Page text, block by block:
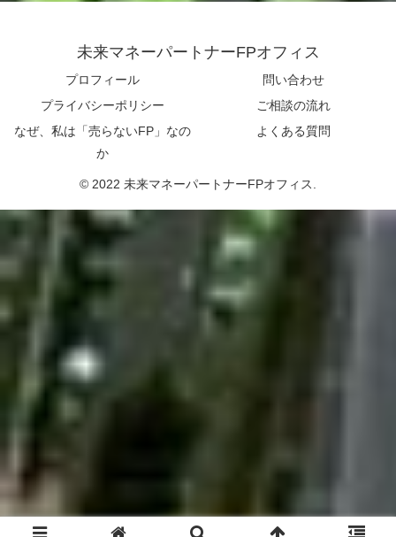
未来マネーパートナーFPオフィス
プロフィール
問い合わせ
プライバシーポリシー
ご相談の流れ
なぜ、私は「売らないFP」なの
か
よくある質問
© 2022 未来マネーパートナーFPオフィス.